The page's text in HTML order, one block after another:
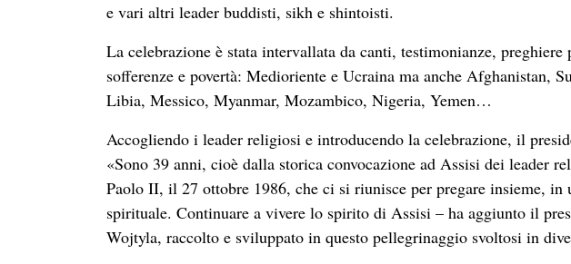
e vari altri leader buddisti, sikh e shintoisti.
La celebrazione è stata intervallata da canti, testimonianze,
sofferenze e povertà: Medioriente e Ucraina ma anche Afghanistan,
Libia, Messico, Myanmar, Mozambico, Nigeria, Yemen…
Accogliendo i leader religiosi e introducendo la celebrazione, il
«Sono 39 anni, cioè dalla storica convocazione ad Assisi dei leader
Paolo II, il 27 ottobre 1986, che ci si riunisce per pregare insieme, in
spirituale. Continuare a vivere lo spirito di Assisi – ha aggiunto il
Wojtyla, raccolto e sviluppato in questo pellegrinaggio svoltosi in